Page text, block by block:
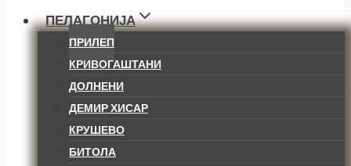
ПЕЛАГОНИЈА
ПРИЛЕП
КРИВОГАШТАНИ
ДОЛНЕНИ
ДЕМИР ХИСАР
КРУШЕВО
БИТОЛА